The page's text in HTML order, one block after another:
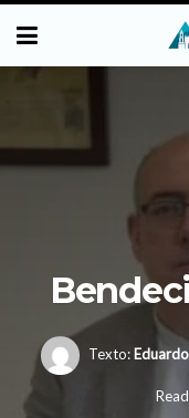
Texto: